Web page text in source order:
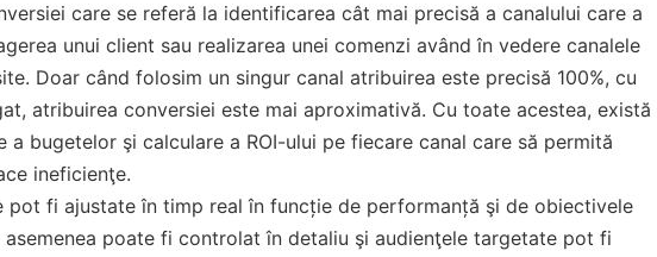
care se referă la identificarea cât mai precisă a canalului care a
unui client sau realizarea unei comenzi având în vedere canalele
Doar când folosim un singur canal atribuirea este precisă 100%, cu
atribuirea conversiei este mai aproximativă. Cu toate acestea, există
a bugetelor şi calculare a ROI-ului pe fiecare canal care să permită
ineficienţe.
pot fi ajustate în timp real în funcție de performanță şi de obiectivele
asemenea poate fi controlat în detaliu şi audienţele targetate pot fi